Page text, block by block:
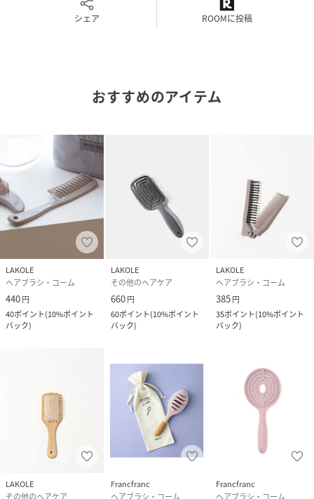
携帯・公衆電話からのお問い合わせ
シェア ROOMに投稿
おすすめのアイテム
LAKOLE
ヘアブラシ・コーム
440円
40ポイント(10%ポイント
バック)
LAKOLE
その他のヘアケア
660円
60ポイント(10%ポイント
バック)
LAKOLE
ヘアブラシ・コーム
385円
35ポイント(10%ポイント
バック)
LAKOLE
その他のヘアケア
Francfranc
ヘアブラシ・コーム
Francfranc
ヘアブラシ・コーム